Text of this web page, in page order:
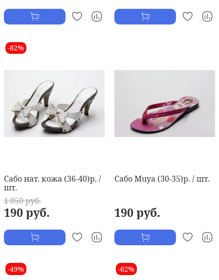
-82%
Сабо нат. кожа (36-40)р. /
шт.
1 050 руб.
190 руб.
Сабо Muya (30-35)р. / шт.
190 руб.
-49% -62%